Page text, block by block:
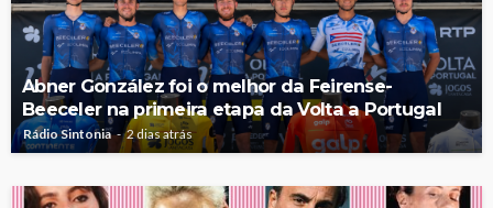
Abner González foi o melhor da Feirense-
Beeceler na primeira etapa da Volta a Portugal
Rádio Sintonia 2 dias atrás